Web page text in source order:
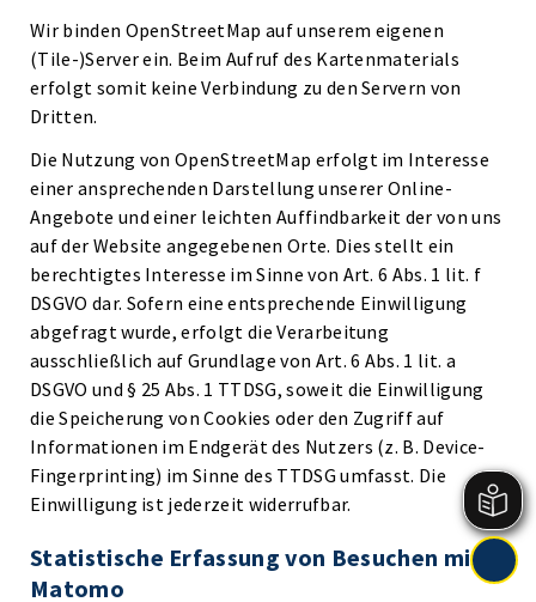
Wir binden OpenStreetMap auf unserem eigenen
(Tile-)Server ein. Beim Aufruf des Kartenmaterials
erfolgt somit keine Verbindung zu den Servern von
Dritten.
Die Nutzung von OpenStreetMap erfolgt im Interesse
einer ansprechenden Darstellung unserer Online-
Angebote und einer leichten Auffindbarkeit der von uns
auf der Website angegebenen Orte. Dies stellt ein
berechtigtes Interesse im Sinne von Art. 6 Abs. 1 lit. f
DSGVO dar. Sofern eine entsprechende Einwilligung
abgefragt wurde, erfolgt die Verarbeitung
ausschließlich auf Grundlage von Art. 6 Abs. 1 lit. a
DSGVO und § 25 Abs. 1 TTDSG, soweit die Einwilligung
die Speicherung von Cookies oder den Zugriff auf
Informationen im Endgerät des Nutzers (z. B. Device-
Fingerprinting) im Sinne des TTDSG umfasst. Die
Einwilligung ist jederzeit widerrufbar.
Statistische Erfassung von Besuchen mit
Matomo